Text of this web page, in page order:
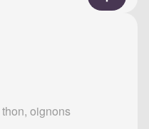
oignons